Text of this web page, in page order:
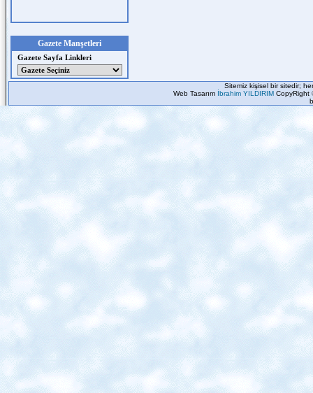
Gazete Manşetleri
Gazete Sayfa Linkleri
Sitemiz kişisel bir sitedir;
Web Tasarım İbrahim YILDIRIM CopyRight